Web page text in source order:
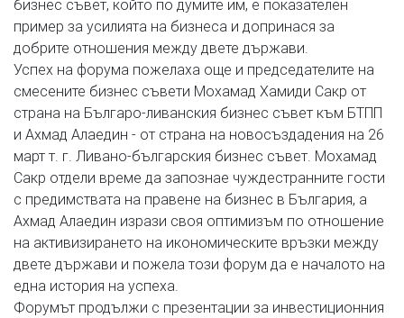
бизнес съвет, който по думите им, е показателен
пример за усилията на бизнеса и допринася за
добрите отношения между двете държави.
Успех на форума пожелаха още и председателите на
смесените бизнес съвети Мохамад Хамиди Сакр от
страна на Българо-ливанския бизнес съвет към БТПП
и Ахмад Алаедин - от страна на новосъздадения на 26
март т. г. Ливано-българския бизнес съвет. Мохамад
Сакр отдели време да запознае чуждестранните гости
с предимствата на правене на бизнес в България, а
Ахмад Алаедин изрази своя оптимизъм по отношение
на активизирането на икономическите връзки между
двете държави и пожела този форум да е началото на
една история на успеха.
Форумът продължи с презентации за инвестиционния